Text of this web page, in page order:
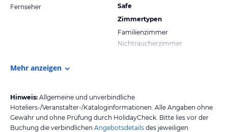
Fernseher
Safe
Zimmertypen
Familienzimmer
Nichtraucherzimmer
Mehr anzeigen
Hinweis: Allgemeine und unverbindliche
Hoteliers-/Veranstalter-/Kataloginformationen. Alle Angaben ohne
Gewähr und ohne Prüfung durch HolidayCheck. Bitte lies vor der
Buchung die verbindlichen Angebotsdetails des jeweiligen